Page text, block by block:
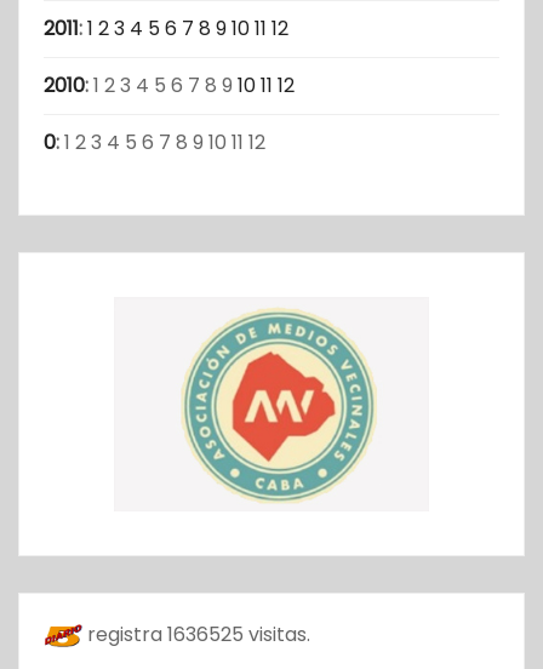
2011:1 23 4 56 7 8 91011 12
2010:1 23 4 5 6 7 8 9 1011 12
0:1 23 4 5 6 7 8 9 10 11 12
registra 1636525 visitas.